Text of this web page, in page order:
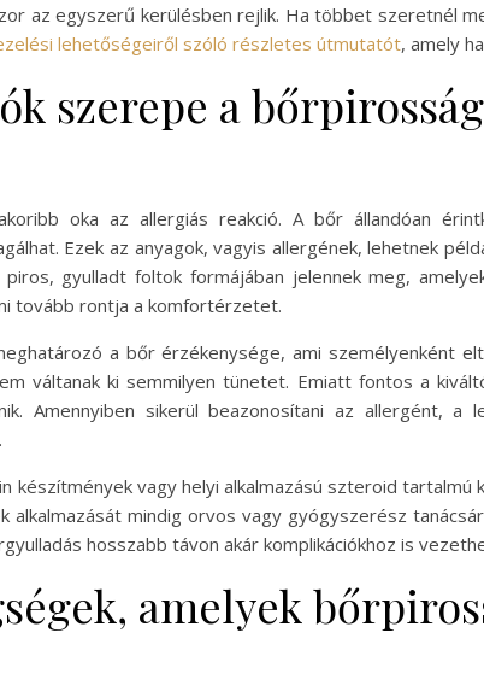
az egyszerű kerülésben rejlik. Ha többet szeretnél
lehetőségeiről szóló részletes útmutatót, amely
szerepe a
oka az allergiás reakció. A bőr állandóan
Ezek az anyagok, vagyis allergének, lehetnek
gyulladt foltok formájában jelennek meg,
tovább rontja a komfortérzetet.
a bőr érzékenysége, ami személyenként
váltanak ki semmilyen tünetet. Emiatt fontos a
Amennyiben sikerül beazonosítani az allergént,
vagy helyi alkalmazású szteroid tartalmú
alkalmazását mindig orvos vagy gyógyszerész
hosszabb távon akár komplikációkhoz is
amelyek